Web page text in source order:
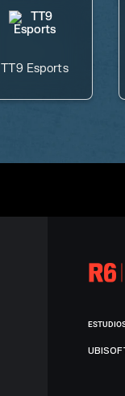
TT9 Esports